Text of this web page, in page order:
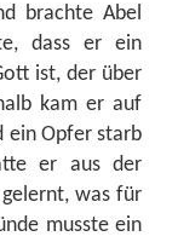
brachte Abel
dass er ein
ist, der über
kam er auf
ein Opfer starb
er aus der
gelernt, was für
musste ein